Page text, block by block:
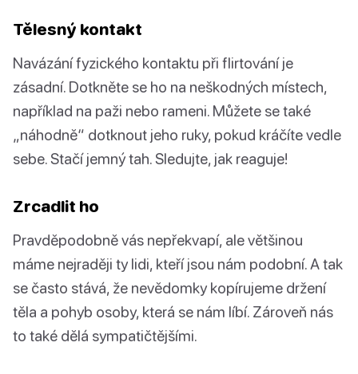
Tělesný kontakt
Navázání fyzického kontaktu při flirtování je
zásadní. Dotkněte se ho na neškodných místech,
například na paži nebo rameni. Můžete se také
„náhodně“ dotknout jeho ruky, pokud kráčíte vedle
sebe. Stačí jemný tah. Sledujte, jak reaguje!
Zrcadlit ho
Pravděpodobně vás nepřekvapí, ale většinou
máme nejraději ty lidi, kteří jsou nám podobní. A tak
se často stává, že nevědomky kopírujeme držení
těla a pohyb osoby, která se nám líbí. Zároveň nás
to také dělá sympatičtějšími.